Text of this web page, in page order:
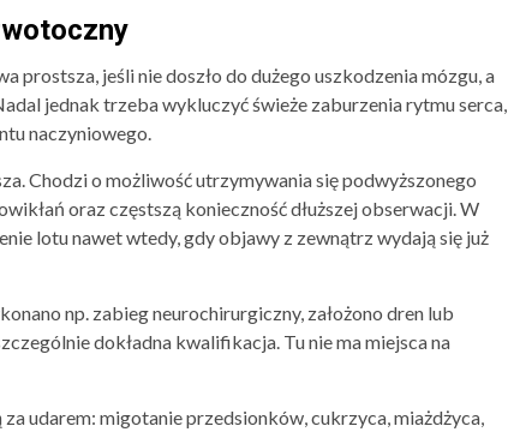
prostsza, jeśli nie doszło do dużego uszkodzenia mózgu, a
jednak trzeba wykluczyć świeże zaburzenia rytmu serca,
naczyniowego.
Chodzi o możliwość utrzymywania się podwyższonego
oraz częstszą konieczność dłuższej obserwacji. W
lotu nawet wtedy, gdy objawy z zewnątrz wydają się już
np. zabieg neurochirurgiczny, założono dren lub
dokładna kwalifikacja. Tu nie ma miejsca na
udarem: migotanie przedsionków, cukrzyca, miażdżyca,